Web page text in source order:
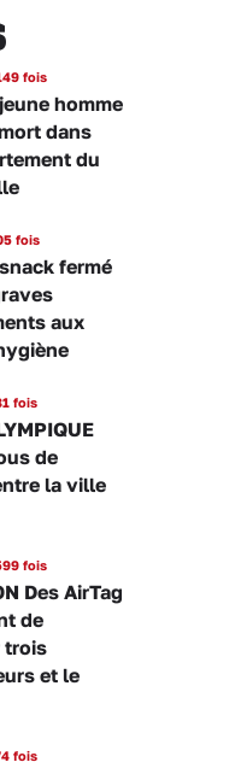
fois
homme
dans
du
fois
fermé
aux
fois
de
la ville
fois
Des AirTag
de
trois
et le
fois